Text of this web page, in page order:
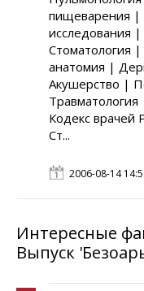
пищеварения |
исследования
Стоматология
анатомия |
Акушерство |
Кодекс
Ст...
2006-08-14
Интересные
Выпуск